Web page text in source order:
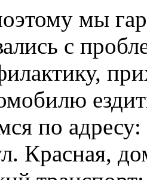
мы
с
по адресу:
Красная,